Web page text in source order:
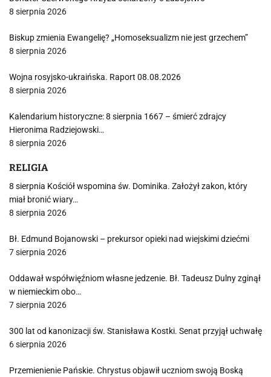
8 sierpnia 2026
Biskup zmienia Ewangelię? „Homoseksualizm nie jest grzechem”
8 sierpnia 2026
Wojna rosyjsko-ukraińska. Raport 08.08.2026
8 sierpnia 2026
Kalendarium historyczne: 8 sierpnia 1667 – śmierć zdrajcy
Hieronima Radziejowski…
8 sierpnia 2026
RELIGIA
8 sierpnia Kościół wspomina św. Dominika. Założył zakon, który
miał bronić wiary…
8 sierpnia 2026
Bł. Edmund Bojanowski – prekursor opieki nad wiejskimi dziećmi
7 sierpnia 2026
Oddawał współwięźniom własne jedzenie. Bł. Tadeusz Dulny zginął
w niemieckim obo…
7 sierpnia 2026
300 lat od kanonizacji św. Stanisława Kostki. Senat przyjął uchwałę
6 sierpnia 2026
Przemienienie Pańskie. Chrystus objawił uczniom swoją Boską